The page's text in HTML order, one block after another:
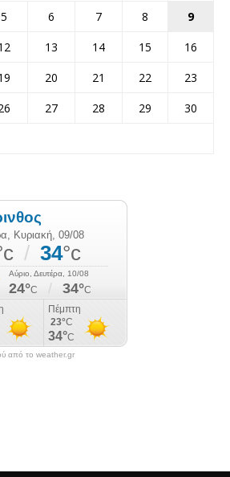
5 6 7 8
9
13 14 15
16
20 21 22
23
27 28 29
30
από το weather.gr